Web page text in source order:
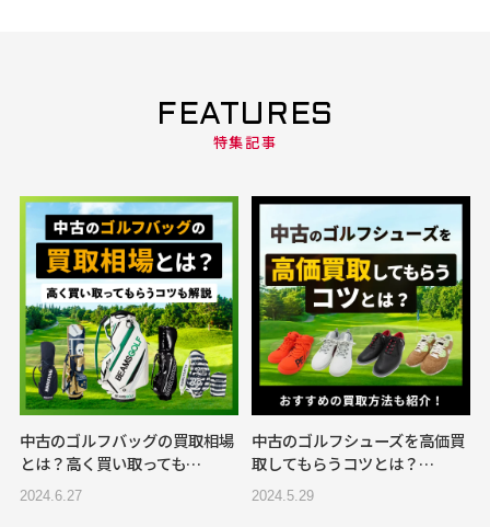
FEATURES
特集記事
中古のゴルフバッグの買取相場
とは？高く買い取っても…
2024.6.27
中古のゴルフシューズを高価買
取してもらうコツとは？…
2024.5.29